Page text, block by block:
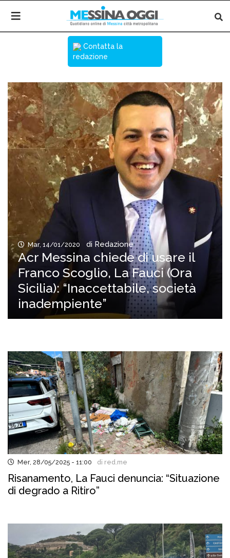
Contatta la
redazione
Mar, 14/01/2020 di Redazione
Acr Messina chiede di usare il
Franco Scoglio, La Fauci (Ora
Sicilia): “Inaccettabile, società
inadempiente”
Mer, 28/05/2025 - 11:00 di red.me
Risanamento, La Fauci denuncia: “Situazione
di degrado a Ritiro”